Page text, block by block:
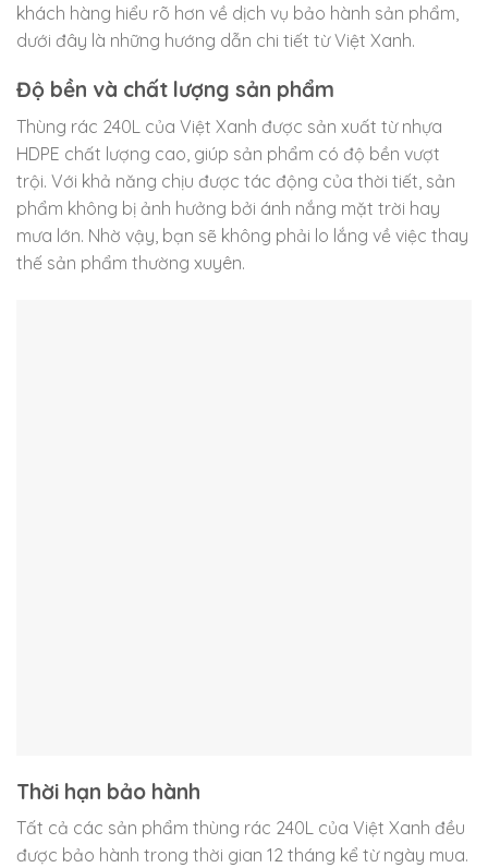
khách hàng hiểu rõ hơn về dịch vụ bảo hành sản phẩm,
dưới đây là những hướng dẫn chi tiết từ Việt Xanh.
Độ bền và chất lượng sản phẩm
Thùng rác 240L của Việt Xanh được sản xuất từ nhựa
HDPE chất lượng cao, giúp sản phẩm có độ bền vượt
trội. Với khả năng chịu được tác động của thời tiết, sản
phẩm không bị ảnh hưởng bởi ánh nắng mặt trời hay
mưa lớn. Nhờ vậy, bạn sẽ không phải lo lắng về việc thay
thế sản phẩm thường xuyên.
Thời hạn bảo hành
Tất cả các sản phẩm thùng rác 240L của Việt Xanh đều
được bảo hành trong thời gian 12 tháng kể từ ngày mua.